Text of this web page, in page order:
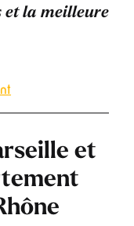
et la meilleure
et